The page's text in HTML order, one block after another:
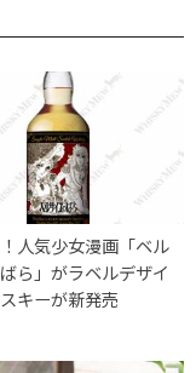
人気少女漫画「ベル
ら」がラベルデザイ
キーが新発売